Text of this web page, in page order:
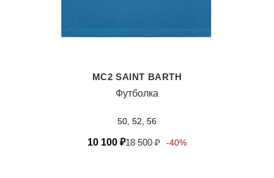
MC2 SAINT BARTH
Футболка
50, 52, 56
10 100 ₽18 500₽ -40%